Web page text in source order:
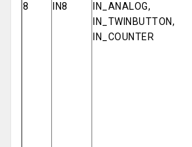
8 IN8
IN_ANALOG,
IN_TWINBUTTON,
IN_COUNTER